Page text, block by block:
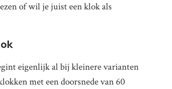
of wil je juist een klok als
eigenlijk al bij kleinere varianten
met een doorsnede van 60